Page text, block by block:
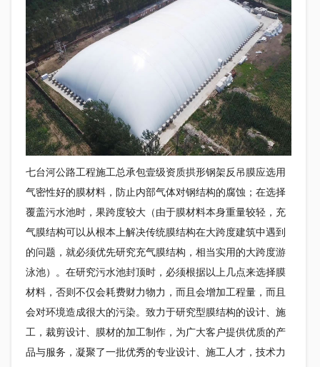
七台河公路工程施工总承包壹级资质拱形钢架反吊膜应选用
气密性好的膜材料，防止内部气体对钢结构的腐蚀；在选择
覆盖污水池时，果跨度较大（由于膜材料本身重量较轻，充
气膜结构可以从根本上解决传统膜结构在大跨度建筑中遇到
的问题，就必须优先研究充气膜结构 ，相当实用的大跨度游
泳池）。在研究污水池封顶时，必须根据以上几点来选择膜
材料，否则不仅会耗费财力物力，而且会增加工程量，而且
会对环境造成很大的污染。致力于研究型膜结构的设计、施
工，裁剪设计、膜材的加工制作，为广大客户提供优质的产
品与服务，凝聚了一批优秀的专业设计、施工人才，技术力